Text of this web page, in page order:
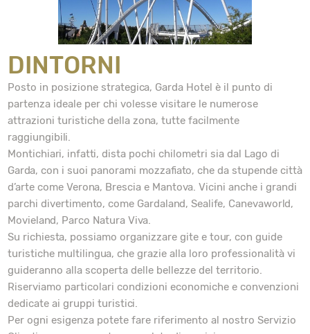
DINTORNI
Posto in posizione strategica, Garda Hotel è il punto di
partenza ideale per chi volesse visitare le numerose
attrazioni turistiche della zona, tutte facilmente
raggiungibili.
Montichiari, infatti, dista pochi chilometri sia dal Lago di
Garda, con i suoi panorami mozzafiato, che da stupende città
d’arte come Verona, Brescia e Mantova. Vicini anche i grandi
parchi divertimento, come Gardaland, Sealife, Canevaworld,
Movieland, Parco Natura Viva.
Su richiesta, possiamo organizzare gite e tour, con guide
turistiche multilingua, che grazie alla loro professionalità vi
guideranno alla scoperta delle bellezze del territorio.
Riserviamo particolari condizioni economiche e convenzioni
dedicate ai gruppi turistici.
Per ogni esigenza potete fare riferimento al nostro Servizio